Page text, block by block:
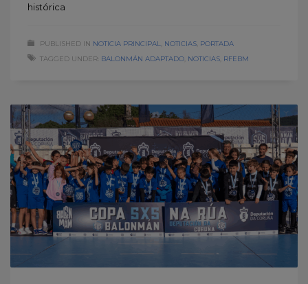
histórica
PUBLISHED IN NOTICIA PRINCIPAL NOTICIAS PORTADA
TAGGED UNDER: BALONMÁN ADAPTADO NOTICIAS RFEBM